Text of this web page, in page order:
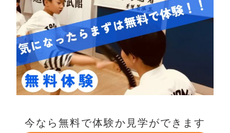
今なら無料で体験か見学ができます